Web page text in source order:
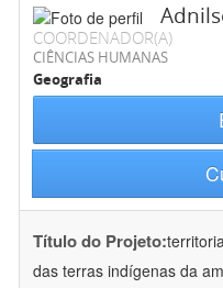
COORDENADOR(A)
CIÊNCIAS HUMANAS
Geografia
Título do Projeto:
das terras indígenas da